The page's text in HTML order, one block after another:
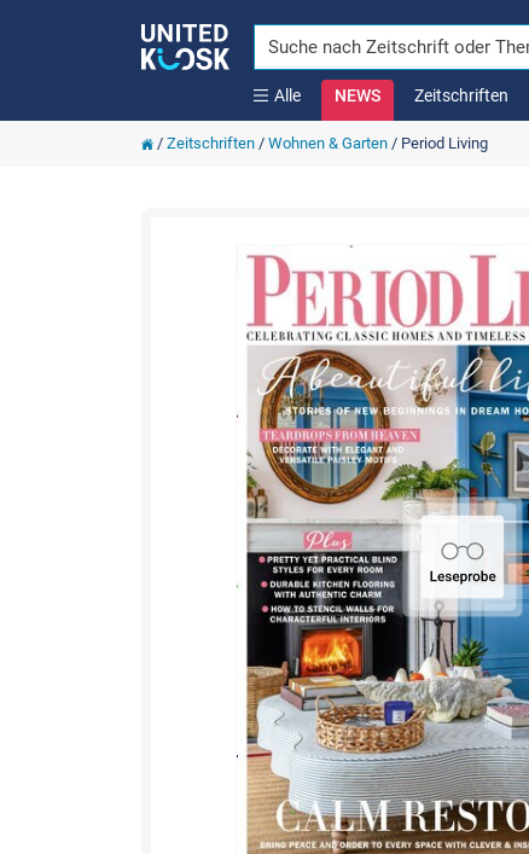
Alle NEWS Zeitschriften
/ Zeitschriften/ Wohnen & Garten/ Period Living